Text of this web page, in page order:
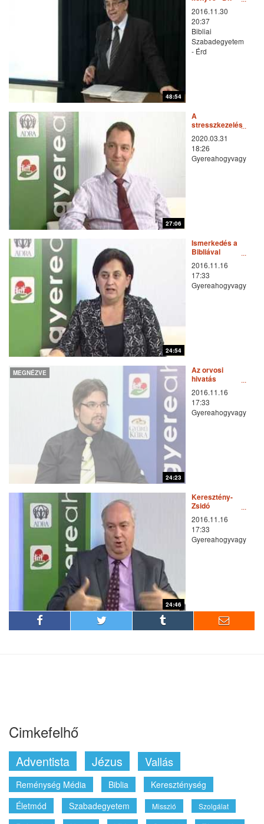
48:54
Szigeti Jenő
előadása
2016.11.30
20:37
Bibliai
Szabadegyetem
- Érd
27:06
A
stresszkezelés
alapjai
2020.03.31
18:26
Gyereahogyvagy
24:54
Ismerkedés a
Bibliával
másképpen
2016.11.16
17:33
Gyereahogyvagy
MEGNÉZVE
24:23
Az orvosi
hivatás
szépségei és
nehézségei
2016.11.16
17:33
Gyereahogyvagy
24:46
Keresztény-
Zsidó
párbeszéd
2016.11.16
17:33
Gyereahogyvagy
Cimkefelhő
Adventista Jézus Vallás
Reménység Média Biblia
Kereszténység
Életmód
Szabadegyetem Misszió
Szolgálat